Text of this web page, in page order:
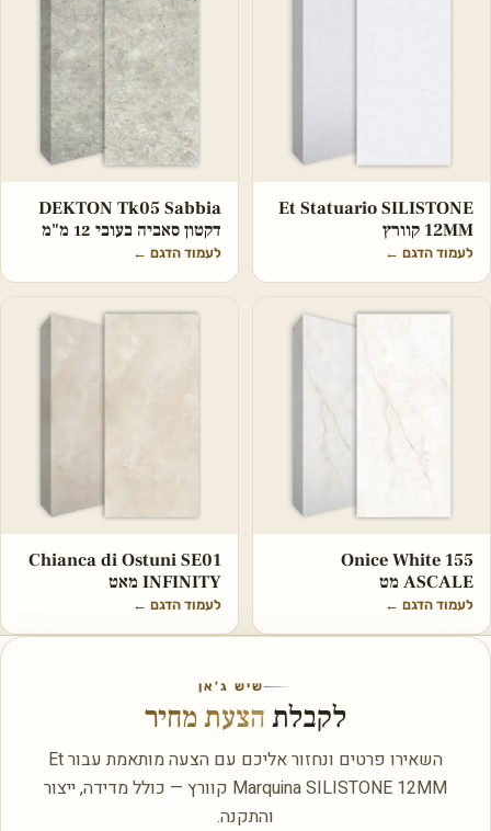
Et Statuario SILISTONE
12MM קוורץ
לעמוד הדגם ←
DEKTON Tk05 Sabbia
דקטון סאביה בעובי 12 מ"מ
לעמוד הדגם ←
Onice White 155
ASCALE מט
לעמוד הדגם ←
Chianca di Ostuni SE01
INFINITY מאט
לעמוד הדגם ←
שיש ג'אן
לקבלת הצעת מחיר
השאירו פרטים ונחזור אליכם עם הצעה מותאמת עבור Et
Marquina SILISTONE 12MM קוורץ — כולל מדידה, ייצור
והתקנה.